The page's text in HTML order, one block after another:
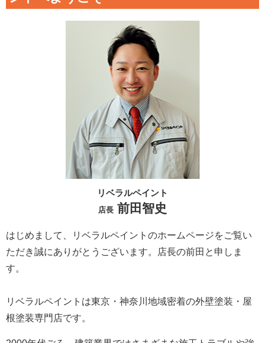
リベラルペイント
店長 前田智史
はじめまして、リベラルペイントのホームページをご覧い
ただき誠にありがとうございます。
店長の前田と申しま
す。
リベラルペイントは東京・神奈川地域密着の外壁塗装・屋
根塗装専門店です。